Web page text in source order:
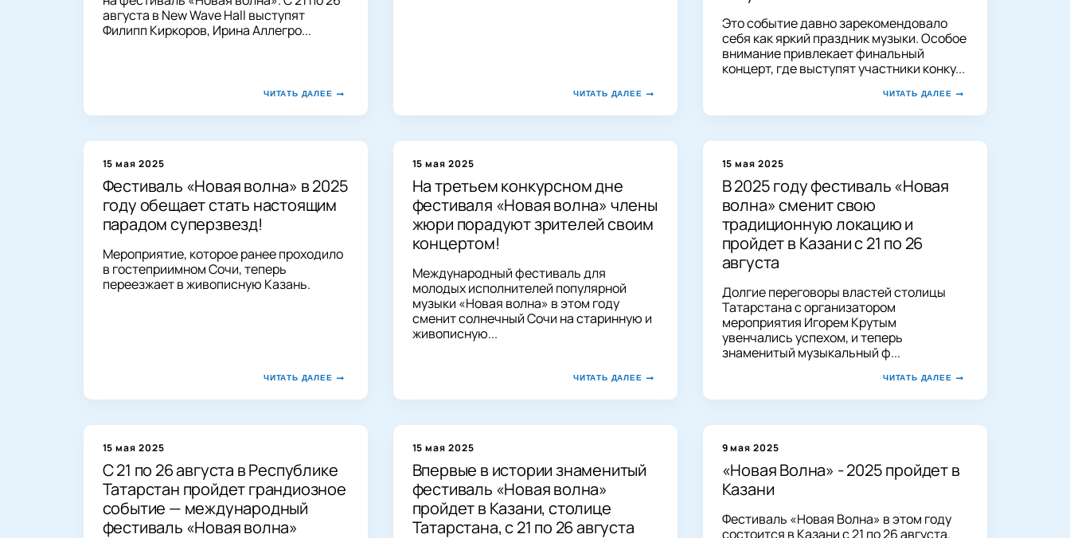
августа в New Wave Hall выступят
Филипп Киркоров, Ирина Аллегро...
ЧИТАТЬ ДАЛЕЕ ЧИТАТЬ ДАЛЕЕ
Это событие давно зарекомендовало
себя как яркий праздник музыки. Особое
внимание привлекает финальный
концерт, где выступят участники конку...
ЧИТАТЬ ДАЛЕЕ
15 мая 2025
Фестиваль «Новая волна» в 2025
году обещает стать настоящим
парадом суперзвезд!
Мероприятие, которое ранее проходило
в гостеприимном Сочи, теперь
переезжает в живописную Казань.
ЧИТАТЬ ДАЛЕЕ
15 мая 2025
На третьем конкурсном дне
фестиваля «Новая волна» члены
жюри порадуют зрителей своим
концертом!
Международный фестиваль для
молодых исполнителей популярной
музыки «Новая волна» в этом году
сменит солнечный Сочи на старинную и
живописную...
ЧИТАТЬ ДАЛЕЕ
15 мая 2025
В 2025 году фестиваль «Новая
волна» сменит свою
традиционную локацию и
пройдет в Казани с 21 по 26
августа
Долгие переговоры властей столицы
Татарстана с организатором
мероприятия Игорем Крутым
увенчались успехом, и теперь
знаменитый музыкальный ф...
ЧИТАТЬ ДАЛЕЕ
15 мая 2025
С 21 по 26 августа в Республике
Татарстан пройдет грандиозное
событие — международный
фестиваль «Новая волна»
15 мая 2025
Впервые в истории знаменитый
фестиваль «Новая волна»
пройдет в Казани, столице
Татарстана, с 21 по 26 августа
9 мая 2025
«Новая Волна» - 2025 пройдет в
Казани
Фестиваль «Новая Волна» в этом году
состоится в Казани с 21 по 26 августа.